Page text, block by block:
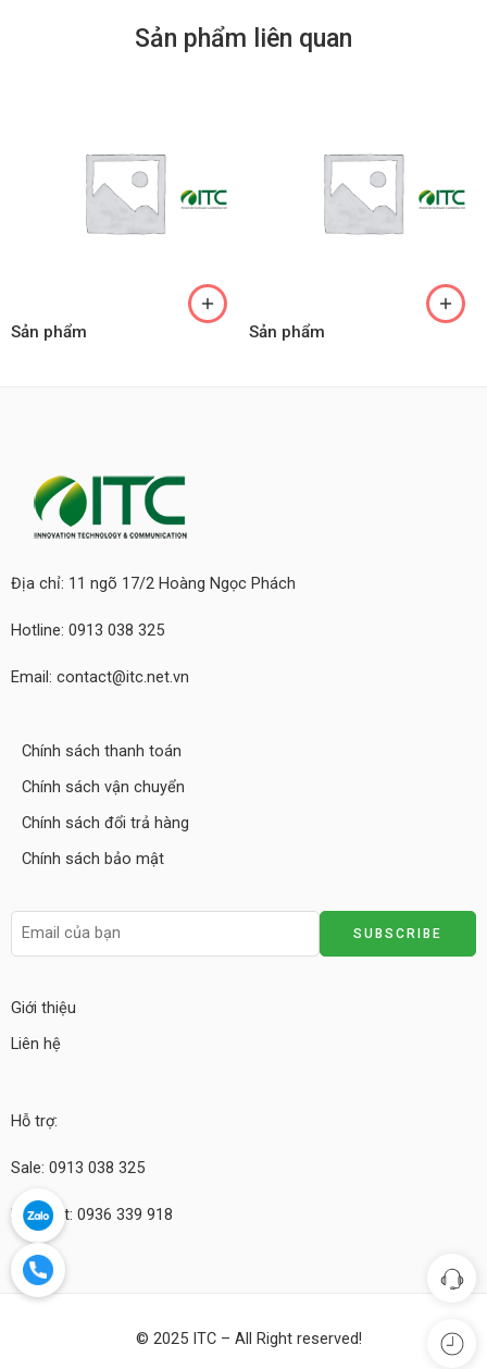
Sản phẩm liên quan
Sản phẩm Sản phẩm
Địa chỉ: 11 ngõ 17/2 Hoàng Ngọc Phách
Hotline: 0913 038 325
Email: contact@itc.net.vn
Chính sách thanh toán
Chính sách vận chuyển
Chính sách đổi trả hàng
Chính sách bảo mật
Giới thiệu
Liên hệ
Hỗ trợ:
Sale: 0913 038 325
Kỹ thuật: 0936 339 918
© 2025 ITC – All Right reserved!